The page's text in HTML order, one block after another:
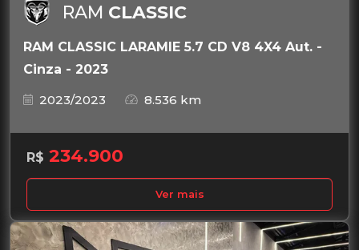
RAM CLASSIC
RAM CLASSIC LARAMIE 5.7 CD V8 4X4 Aut. -
Cinza - 2023
2023/2023
8.536 km
R$ 234.900
Ver mais